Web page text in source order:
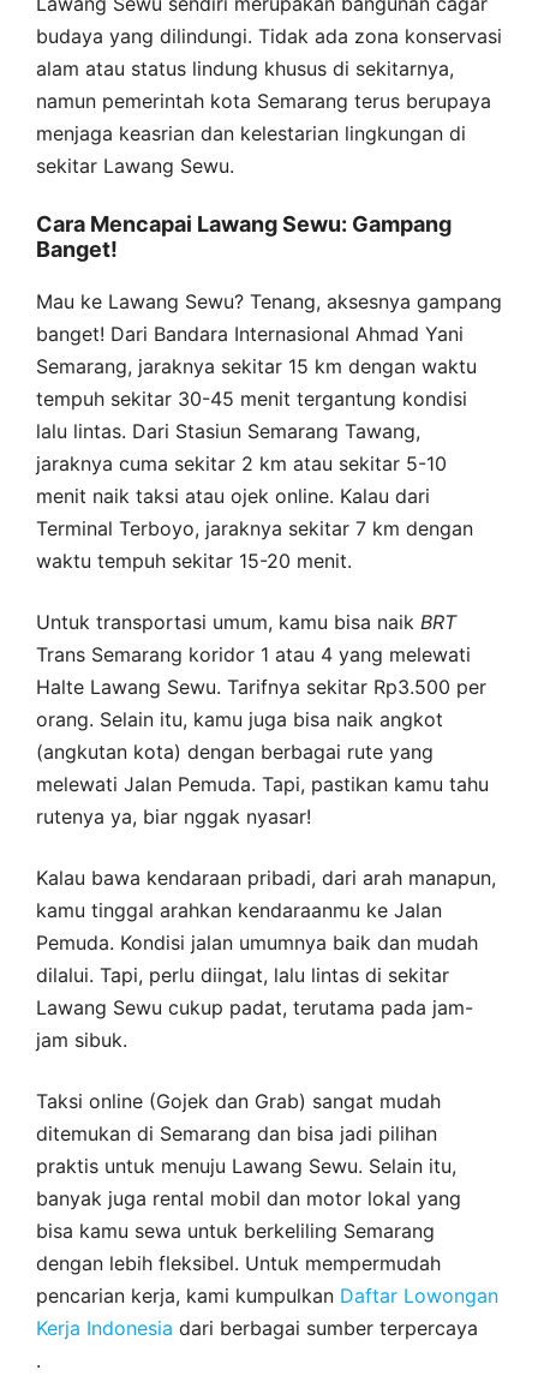
budaya yang dilindungi. Tidak ada zona konservasi
alam atau status lindung khusus di sekitarnya,
namun pemerintah kota Semarang terus berupaya
menjaga keasrian dan kelestarian lingkungan di
sekitar Lawang Sewu.
Cara Mencapai Lawang Sewu: Gampang
Banget!
Mau ke Lawang Sewu? Tenang, aksesnya gampang
banget! Dari Bandara Internasional Ahmad Yani
Semarang, jaraknya sekitar 15 km dengan waktu
tempuh sekitar 30-45 menit tergantung kondisi
lalu lintas. Dari Stasiun Semarang Tawang,
jaraknya cuma sekitar 2 km atau sekitar 5-10
menit naik taksi atau ojek online. Kalau dari
Terminal Terboyo, jaraknya sekitar 7 km dengan
waktu tempuh sekitar 15-20 menit.
Untuk transportasi umum, kamu bisa naik BRT
Trans Semarang koridor 1 atau 4 yang melewati
Halte Lawang Sewu. Tarifnya sekitar Rp3.500 per
orang. Selain itu, kamu juga bisa naik angkot
(angkutan kota) dengan berbagai rute yang
melewati Jalan Pemuda. Tapi, pastikan kamu tahu
rutenya ya, biar nggak nyasar!
Kalau bawa kendaraan pribadi, dari arah manapun,
kamu tinggal arahkan kendaraanmu ke Jalan
Pemuda. Kondisi jalan umumnya baik dan mudah
dilalui. Tapi, perlu diingat, lalu lintas di sekitar
Lawang Sewu cukup padat, terutama pada jam-
jam sibuk.
Taksi online (Gojek dan Grab) sangat mudah
ditemukan di Semarang dan bisa jadi pilihan
praktis untuk menuju Lawang Sewu. Selain itu,
banyak juga rental mobil dan motor lokal yang
bisa kamu sewa untuk berkeliling Semarang
dengan lebih fleksibel. Untuk mempermudah
pencarian kerja, kami kumpulkan Daftar Lowongan
Kerja Indonesia dari berbagai sumber terpercaya
.